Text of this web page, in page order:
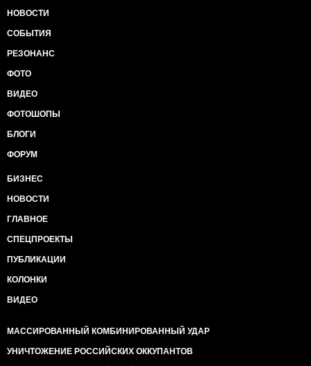
НОВОСТИ
СОБЫТИЯ
РЕЗОНАНС
ФОТО
ВИДЕО
ФОТОШОПЫ
БЛОГИ
ФОРУМ
БИЗНЕС
НОВОСТИ
ГЛАВНОЕ
СПЕЦПРОЕКТЫ
ПУБЛИКАЦИИ
КОЛОНКИ
ВИДЕО
МАССИРОВАННЫЙ КОМБИНИРОВАННЫЙ УДАР
УНИЧТОЖЕНИЕ РОССИЙСКИХ ОККУПАНТОВ